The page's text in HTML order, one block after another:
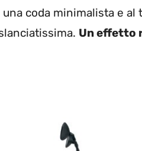
coda minimalista e
Un effetto